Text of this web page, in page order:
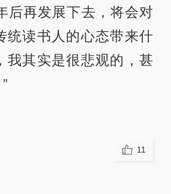
后再发展下去，将会对
统读书人的心态带来什
我其实是很悲观的，甚
11